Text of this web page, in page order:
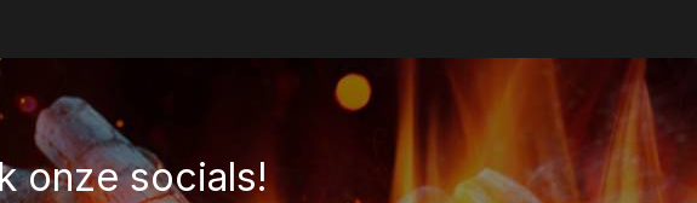
onze socials!